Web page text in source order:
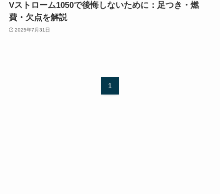
Vストローム1050で後悔しないために：足つき・燃
費・欠点を解説
2025年7月31日
1